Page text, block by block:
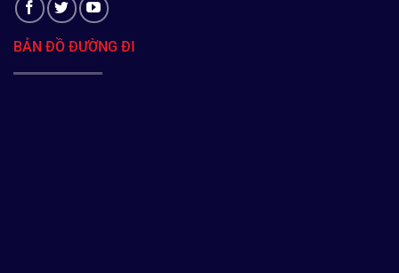
BẢN ĐỒ ĐƯỜNG ĐI